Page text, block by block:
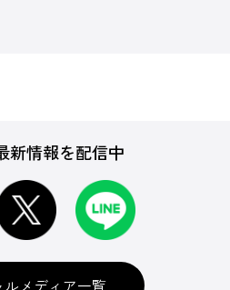
新情報を配信中
ルメディア一覧